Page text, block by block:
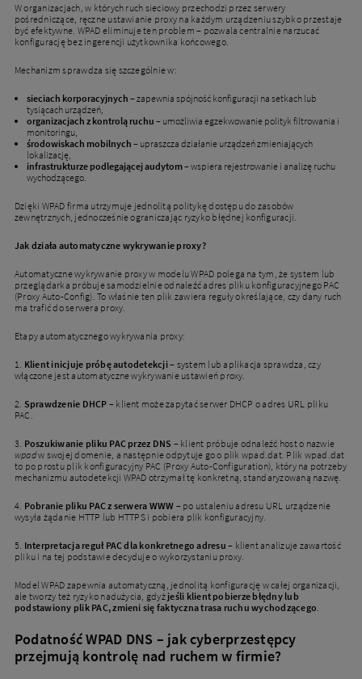
W organizacjach, w których ruch sieciowy przechodzi przez serwery
pośredniczące, ręczne ustawianie proxy na każdym urządzeniu szybko przestaje
być efektywne. WPAD eliminuje ten problem – pozwala centralnie narzucać
konfigurację bez ingerencji użytkownika końcowego.
Mechanizm sprawdza się szczególnie w:
sieciach korporacyjnych – zapewnia spójność konfiguracji na setkach lub
tysiącach urządzeń,
organizacjach z kontrolą ruchu – umożliwia egzekwowanie polityk filtrowania i
monitoringu,
środowiskach mobilnych – upraszcza działanie urządzeń zmieniających
lokalizację,
infrastrukturze podlegającej audytom– wspiera rejestrowanie i analizę ruchu
wychodzącego.
Dzięki WPAD firma utrzymuje jednolitą politykę dostępu do zasobów
zewnętrznych, jednocześnie ograniczając ryzyko błędnej konfiguracji.
Jak działa automatyczne wykrywanie proxy?
Automatyczne wykrywanie proxy w modelu WPAD polega na tym, że system lub
przeglądarka próbuje samodzielnie odnaleźć adres pliku konfiguracyjnego PAC
(Proxy Auto-Config). To właśnie ten plik zawiera reguły określające, czy dany ruch
ma trafić do serwera proxy.
Etapy automatycznego wykrywania proxy:
1. Klient inicjuje próbę autodetekcji– system lub aplikacja sprawdza, czy
włączone jest automatyczne wykrywanie ustawień proxy.
2. Sprawdzenie DHCP – klient może zapytać serwer DHCP o adres URL pliku
PAC.
3. Poszukiwanie pliku PAC przez DNS – klient próbuje odnaleźć host o nazwie
wpadw swojej domenie, a następnie odpytuje go o plik wpad.dat. Plik wpad.dat
to po prostu plik konfiguracyjny PAC (Proxy Auto-Configuration), który na potrzeby
mechanizmu autodetekcji WPAD otrzymał tę konkretną, standaryzowaną nazwę.
4. Pobranie pliku PAC z serwera WWW – po ustaleniu adresu URL urządzenie
wysyła żądanie HTTP lub HTTPS i pobiera plik konfiguracyjny.
5. Interpretacja reguł PAC dla konkretnego adresu – klient analizuje zawartość
pliku i na tej podstawie decyduje o wykorzystaniu proxy.
Model WPAD zapewnia automatyczną, jednolitą konfigurację w całej organizacji,
ale tworzy też ryzyko nadużycia, gdyż jeśli klient pobierze błędny lub
podstawiony plik PAC, zmieni się faktyczna trasa ruchu wychodzącego
Podatność WPAD DNS – jak cyberprzestępcy
przejmują kontrolę nad ruchem w firmie?